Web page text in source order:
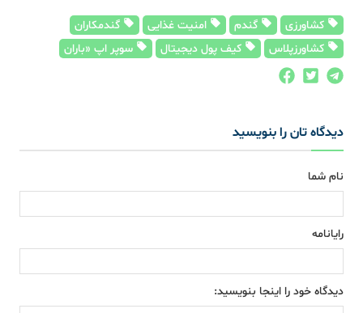
کشاورزی گندم امنیت غذایی
گندمکاران
کشاورزپلاس
کیف پول دیجیتال سوپر اپ «باران
دیدگاه تان را بنویسید
نام شما
رایانامه
دیدگاه خود را اینجا بنویسید: